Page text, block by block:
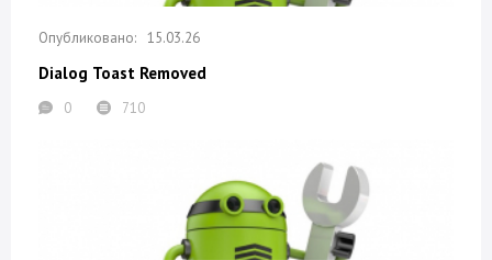
15.03.26
Dialog Toast Removed
0 710